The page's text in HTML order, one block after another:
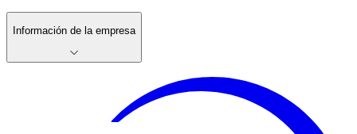
Información de la empresa